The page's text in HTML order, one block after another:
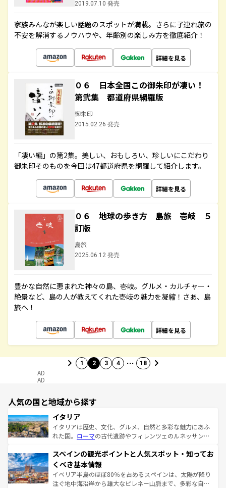
2019.07.10 発売
家族みんなが楽しい話題のスポットが満載。さらに子連れ旅の
不安を解消するノウハウや、年齢別の楽しみ方を徹底紹介！
詳細を見る
０６ 日本全国この御朱印が凄い！
第弐集 都道府県網羅版
御朱印
2015.02.26 発売
「凄い編」の第2集。美しい、おもしろい、珍しいにこだわり
御朱印そのものを今回は47都道府県を網羅して紹介します。
詳細を見る
０６ 地球の歩き方 島旅 壱岐 ５
訂版
島旅
2025.06.12 発売
豊かな自然に恵まれた神々の島、壱岐。グルメ・カルチャー・
絶景など、島の人が教えてくれた壱岐の魅力を凝縮！さあ、島
旅へ！
詳細を見る
1 2 3 4 … 18
AD
AD
人気の国と地域から探す
イタリア
イタリアは歴史、文化、グルメ、自然と多彩な魅力にあふ
れた国。 ローマの古代遺跡やフィレンツェのルネッサンス
ろん、トスカーナの美しい田園風景やアマルフィ海岸の絶
景など、自然景観も見逃せない。観光の合間には、本場の
ピザやパスタなど、絶品のイタリア料理を堪能することも
できる。朝目覚めてから夜眠るまで、すべての瞬間を楽し
スペインの観光ポイントと人気スポット・知ってお
くべき基本情報
イベリア半島のほぼ80％を占めるスペインは、太陽が降り
注ぐ地中海沿岸から雄大なピレネー山脈まで、多彩な自然